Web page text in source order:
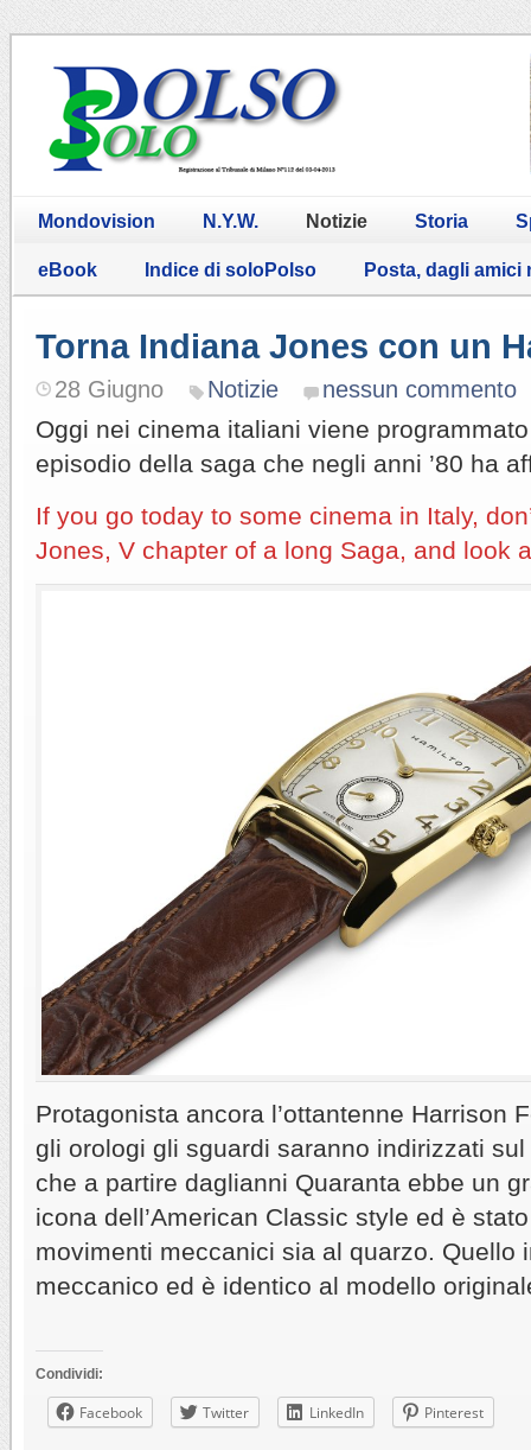
Mondovision N.Y.W. Notizie Storia
eBook Indice di soloPolso Posta, dagli amici
Torna Indiana Jones con un
28 Giugno Notizie nessun commento
Oggi nei cinema italiani viene
episodio della saga che negli anni ’80 ha
If you go today to some cinema in Italy,
Jones, V chapter of a long Saga, and look
Protagonista ancora l’ottantenne Harrison
gli orologi gli sguardi saranno indirizzati
che a partire daglianni Quaranta ebbe un
icona dell’American Classic style ed è
movimenti meccanici sia al quarzo. Quello
meccanico ed è identico al modello
Condividi:
Facebook Twitter LinkedIn Pinterest